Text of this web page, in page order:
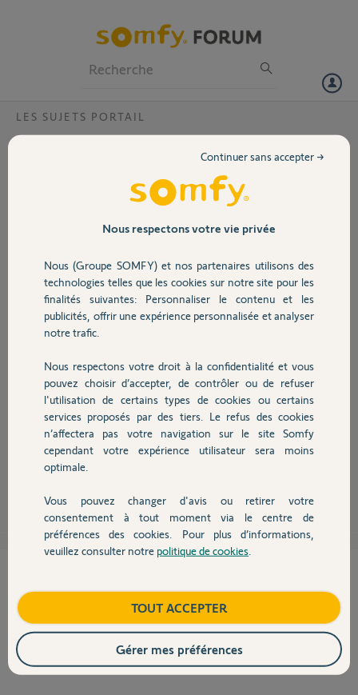
Volet
Sécurité
Domotique
Chauffage
Autres produits
Devis avec un pro
Contact
LES SUJETS PORTAIL
connection d'un interphone video ?
peut on mètre un interphone extel sur une motorisation sonfy exavia
500,et quel est le sens du branchement des contacte sec com sur le
bus 3 ou 4 ou peut importe le sens
il y a plus de 11 ans
Participer au fil de discussion
un contact sec , c'est juste un interrupteur qui se ferme, donc pas de sens
de branchement et pas de problèmes de compatibilité entre marques !
a ne pas confondre avec un contact de gâche électrique qui lui délivre
une tension (dans ce cas il suffit de mettre un petit relais pour
transformer la tension en contact sec).
NON OUI
des internautes ont trouvé cette réponse utile
Nous respectons votre vie privée
Nous (Groupe SOMFY) et nos partenaires utilisons des
technologies telles que les cookies sur notre site pour les
finalités suivantes: Personnaliser le contenu et les
publicités, offrir une expérience personnalisée et analyser
notre trafic.
Nous respectons votre droit à la confidentialité et vous
pouvez choisir d’accepter, de contrôler ou de refuser
l'utilisation de certains types de cookies ou certains
services proposés par des tiers. Le refus des cookies
n’affectera pas votre navigation sur le site Somfy
cependant votre expérience utilisateur sera moins
optimale.
Vous pouvez changer d'avis ou retirer votre
consentement à tout moment via le centre de
préférences des cookies. Pour plus d’informations,
veuillez consulter notre politique de cookies
Continuer sans accepter →
TOUT ACCEPTER
Gérer mes préférences